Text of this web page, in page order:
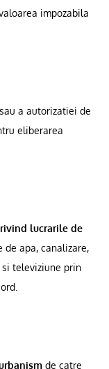
impozabila
a autorizatiei de
eliberarea
lucrarile de
apa, canalizare,
televiziune prin
de catre